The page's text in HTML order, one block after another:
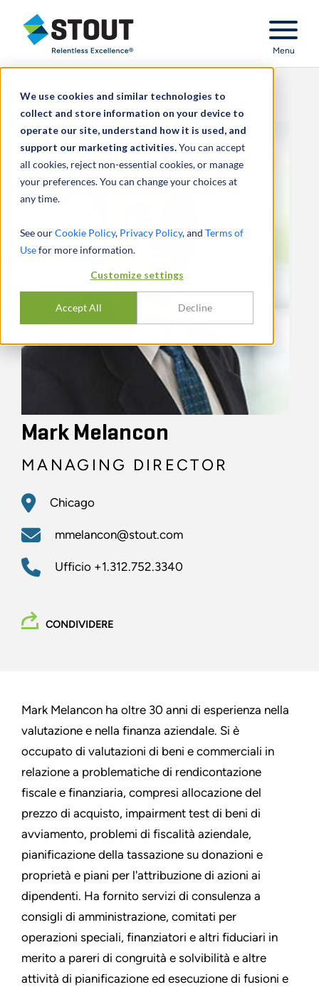
We use cookies and similar technologies to
collect and store information on your device to
operate our site, understand how it is used, and
support our marketing activities.You can accept
all cookies, reject non-essential cookies, or manage
your preferences. You can change your choices at
any time.
See ourCookie Policy, Privacy Policy, and Terms of
Usefor more information.
Customize settings
Accept All Decline
Stout Relentless Excellence
Menu
Mark Melancon
MANAGING DIRECTOR
Chicago
mmelancon@stout.com
Ufficio +1.312.752.3340
CONDIVIDERE
Mark Melancon ha oltre 30 anni di esperienza nella
valutazione e nella finanza aziendale. Si è
occupato di valutazioni di beni e commerciali in
relazione a problematiche di rendicontazione
fiscale e finanziaria, compresi allocazione del
prezzo di acquisto, impairment test di beni di
avviamento, problemi di fiscalità aziendale,
pianificazione della tassazione su donazioni e
proprietà e piani per l'attribuzione di azioni ai
dipendenti. Ha fornito servizi di consulenza a
consigli di amministrazione, comitati per
operazioni speciali, finanziatori e altri fiduciari in
merito a pareri di congruità e solvibilità e altre
attività di pianificazione ed esecuzione di fusioni e